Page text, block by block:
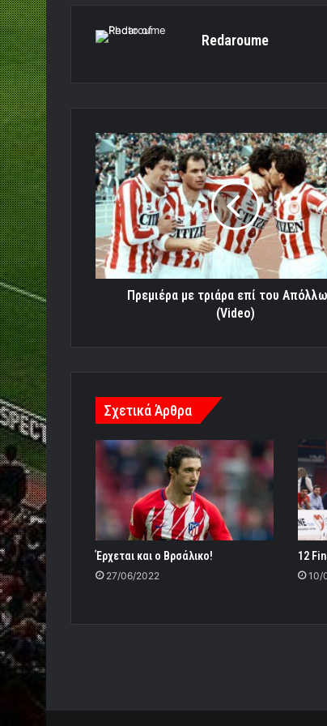
Redaroume
Πρεμιέρα
με
τριάρα
επί
του
Απόλλωνα!
(Video)
Πρεμιέρα με τριάρα επί του
(Video)
Σχετικά Άρθρα
Έρχεται και ο Βρσάλικο!
27/06/2022
12
10/